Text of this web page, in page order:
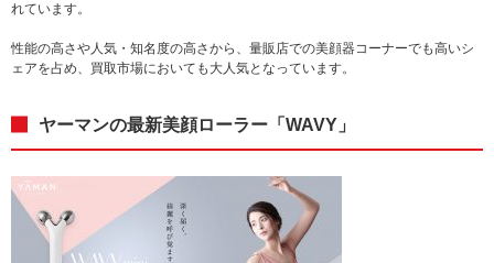
れています。
性能の高さや人気・知名度の高さから、量販店での美顔器コーナーでも高いシ
ェアを占め、買取市場においても大人気となっています。
ヤーマンの最新美顔ローラー「WAVY」